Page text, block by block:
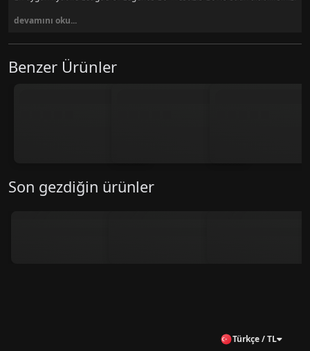
devamını oku...
Benzer Ürünler
Son gezdiğin ürünler
Türkçe / TL